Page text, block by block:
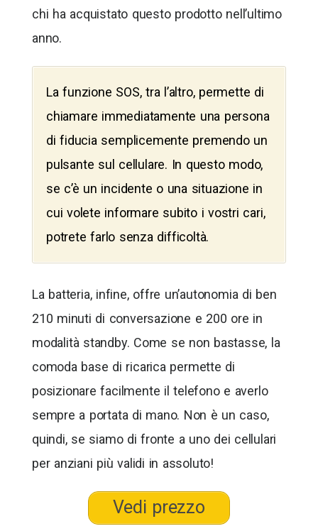
chi ha acquistato questo prodotto nell’ultimo
anno.
La funzione SOS, tra l’altro, permette di
chiamare immediatamente una persona
di fiducia semplicemente premendo un
pulsante sul cellulare. In questo modo,
se c’è un incidente o una situazione in
cui volete informare subito i vostri cari,
potrete farlo senza difficoltà.
La batteria, infine, offre un’autonomia di ben
210 minuti di conversazione e 200 ore in
modalità standby. Come se non bastasse, la
comoda base di ricarica permette di
posizionare facilmente il telefono e averlo
sempre a portata di mano. Non è un caso,
quindi, se siamo di fronte a uno dei cellulari
per anziani più validi in assoluto!
Vedi prezzo